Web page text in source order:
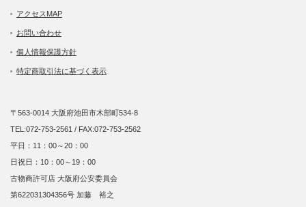
アクセスMAP
お問い合わせ
個人情報保護方針
特定商取引法に基づく表示
〒563-0014 大阪府池田市木部町534-8
TEL:072-753-2561 / FAX:072-753-2562
平日：11：00～20：00
日祝日：10：00～19：00
古物商許可店 大阪府公安委員会
第622031304356号 加藤 裕之